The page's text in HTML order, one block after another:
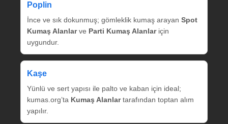
Poplin
İnce ve sık dokunmuş; gömleklik kumaş arayan Spot
Kumaş Alanlarve Parti Kumaş Alanlariçin
uygundur.
Kaşe
Yünlü ve sert yapısı ile palto ve kaban için ideal;
kumas.org’ta Kumaş Alanlartarafından toptan alım
yapılır.